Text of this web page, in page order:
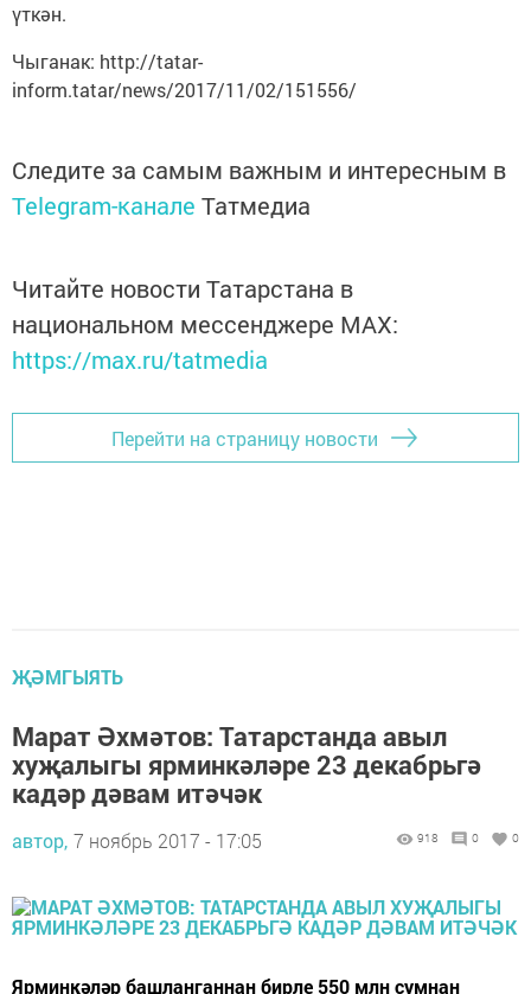
үткән.
Чыганак: http://tatar-
inform.tatar/news/2017/11/02/151556/
Следите за самым важным и интересным в
Telegram-канале Татмедиа
Читайте новости Татарстана в
национальном мессенджере MАХ:
https://max.ru/tatmedia
Перейти на страницу новости
ҖӘМГЫЯТЬ
Марат Әхмәтов: Татарстанда авыл
хуҗалыгы ярминкәләре 23 декабрьгә
кадәр дәвам итәчәк
автор, 7 ноябрь 2017 - 17:05 918 0 0
Ярминкәләр башланганнан бирле 550 млн сумнан